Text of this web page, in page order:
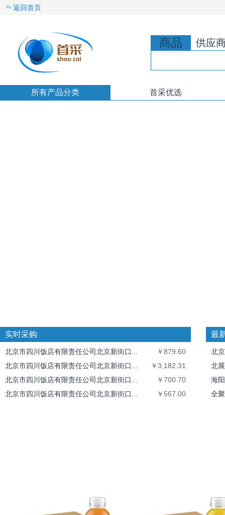
返回首页
商品 供应
所有产品分类 首采优选
实时采购
北京市四川饭店有限责任公司北京新街口...
￥879.60
北京市四川饭店有限责任公司北京新街口...
￥3,182.31
北京市四川饭店有限责任公司北京新街口...
￥700.70
北京市四川饭店有限责任公司北京新街口...
￥567.00
最
北
北
海
全